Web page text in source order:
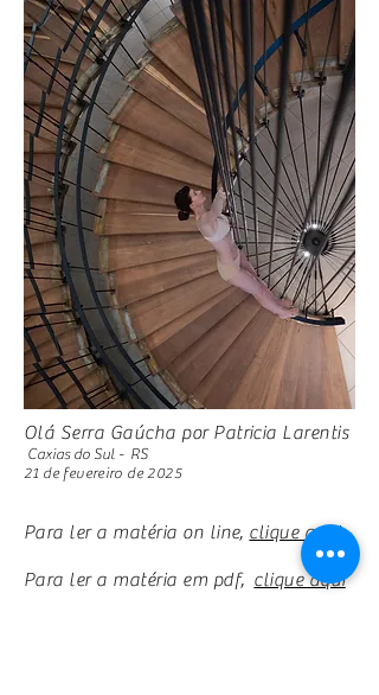
Olá Serra Gaúcha por Patricia Larentis
Caxias do Sul - RS
21 de fevereiro de 2025
Para ler a matéria on line, clique aqui
Para ler a matéria em pdf, clique aqui